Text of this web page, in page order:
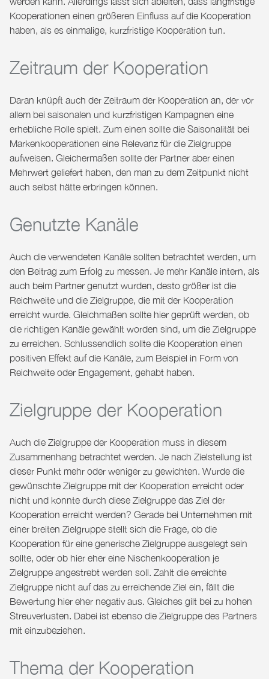
Kooperationen einen größeren Einfluss auf die Kooperation
haben, als es einmalige, kurzfristige Kooperation tun.
Zeitraum der Kooperation
Daran knüpft auch der Zeitraum der Kooperation an, der vor
allem bei saisonalen und kurzfristigen Kampagnen eine
erhebliche Rolle spielt. Zum einen sollte die Saisonalität bei
Markenkooperationen eine Relevanz für die Zielgruppe
aufweisen. Gleichermaßen sollte der Partner aber einen
Mehrwert geliefert haben, den man zu dem Zeitpunkt nicht
auch selbst hätte erbringen können.
Genutzte Kanäle
Auch die verwendeten Kanäle sollten betrachtet werden, um
den Beitrag zum Erfolg zu messen. Je mehr Kanäle intern, als
auch beim Partner genutzt wurden, desto größer ist die
Reichweite und die Zielgruppe, die mit der Kooperation
erreicht wurde. Gleichmaßen sollte hier geprüft werden, ob
die richtigen Kanäle gewählt worden sind, um die Zielgruppe
zu erreichen. Schlussendlich sollte die Kooperation einen
positiven Effekt auf die Kanäle, zum Beispiel in Form von
Reichweite oder Engagement, gehabt haben.
Zielgruppe der Kooperation
Auch die Zielgruppe der Kooperation muss in diesem
Zusammenhang betrachtet werden. Je nach Zielstellung ist
dieser Punkt mehr oder weniger zu gewichten. Wurde die
gewünschte Zielgruppe mit der Kooperation erreicht oder
nicht und konnte durch diese Zielgruppe das Ziel der
Kooperation erreicht werden? Gerade bei Unternehmen mit
einer breiten Zielgruppe stellt sich die Frage, ob die
Kooperation für eine generische Zielgruppe ausgelegt sein
sollte, oder ob hier eher eine Nischenkooperation je
Zielgruppe angestrebt werden soll. Zahlt die erreichte
Zielgruppe nicht auf das zu erreichende Ziel ein, fällt die
Bewertung hier eher negativ aus. Gleiches gilt bei zu hohen
Streuverlusten. Dabei ist ebenso die Zielgruppe des Partners
mit einzubeziehen.
Thema der Kooperation